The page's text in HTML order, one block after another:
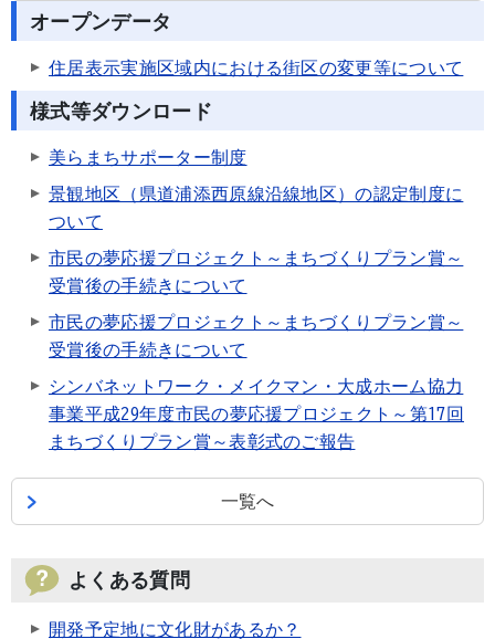
オープンデータ
住居表示実施区域内における街区の変更等について
様式等ダウンロード
美らまちサポーター制度
景観地区（県道浦添西原線沿線地区）の認定制度に
ついて
市民の夢応援プロジェクト～まちづくりプラン賞～
受賞後の手続きについて
市民の夢応援プロジェクト～まちづくりプラン賞～
受賞後の手続きについて
シンバネットワーク・メイクマン・大成ホーム協力
事業平成29年度市民の夢応援プロジェクト～第17回
まちづくりプラン賞～表彰式のご報告
一覧へ
よくある質問
開発予定地に文化財があるか？